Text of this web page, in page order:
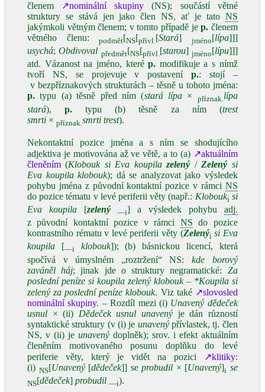
členem
↗nominální skupiny (NS); součástí větné
struktury se stává jen jako člen NS, ať je tato NS
jakýmkoli větným členem; v tomto případě jep. členem
větného členu:podmět[NS[přívl.[Stará] jméno[lípa]]]
usychá;Obdivoval předmět[NS[přívl.[starou] jméno[lípu]]]
atd. Vázanost na jméno, kterép. modifikuje a s nímž
tvoří NS, se projevuje v postaveníp.: stojí –
v bezpříznakových strukturách – těsně u tohoto jména:
p. typu (a) těsně před ním (stará lípa× příznak.lípa
stará),p. typu (b) těsně za ním (trest
smrti × příznak. smrti trest).
Nekontaktní pozice jména a s ním se shodujícího
adjektiva je motivována až ve větě, a to (a) ↗aktuálním
členěním (Klobouk si Eva koupila zelený /Zelený si
Eva koupila klobouk); dá se analyzovat jako výsledek
pohybu jména z původní kontaktní pozice v rámci NS
do pozice tématu v levé periferii věty (např.: Klobouki si
Eva koupila[zelený —i] a výsledek pohybu adj.
z původní kontaktní pozice v rámci NS do pozice
kontrastního rématu v levé periferii věty (Zelenýi si Eva
koupila [—i klobouk]); (b) básnickou licencí, která
spočívá v úmyslném „roztržení“ NS:kde
borový
zaváněl háj; jinak jde o struktury negramatické: Za
poslední peníze si koupila zelený klobouk– *Koupila si
zelený za poslední peníze klobouk. Viz také ↗slovosled
nominální skupiny. – Rozdíl mezi (i) Unavený dědeček
usnul × (ii) Dědeček usnul unavenýje dán růzností
syntaktické struktury (v (i) je unavenýpřívlastek, tj. člen
NS, v (ii) je unavenýdoplněk); srov. i efekt aktuálním
členěním motivovaného posunu doplňku do levé
periferie věty, který je vidět na pozici
↗klitiky:
(i) NS[Unavený[dědeček]] seprobudil × [Unavený]i se
NS[dědeček] probudil —i).